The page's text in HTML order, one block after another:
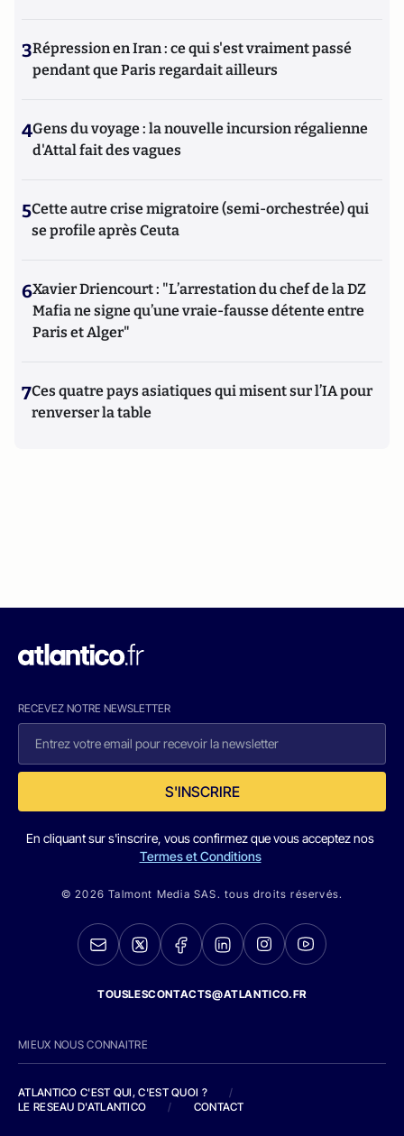
3Répression en Iran : ce qui s'est vraiment passé
pendant que Paris regardait ailleurs
4Gens du voyage : la nouvelle incursion régalienne
d'Attal fait des vagues
5Cette autre crise migratoire (semi-orchestrée) qui
se profile après Ceuta
6Xavier Driencourt : "L’arrestation du chef de la DZ
Mafia ne signe qu’une vraie-fausse détente entre
Paris et Alger"
7Ces quatre pays asiatiques qui misent sur l’IA pour
renverser la table
RECEVEZ NOTRE NEWSLETTER
S'INSCRIRE
En cliquant sur s'inscrire, vous confirmez que vous acceptez nos
Termes et Conditions
© 2026 Talmont Media SAS. tous droits réservés.
TOUSLESCONTACTS@ATLANTICO.FR
MIEUX NOUS CONNAITRE
ATLANTICO C'EST QUI, C'EST QUOI ?
/
LE RESEAU D'ATLANTICO
/ CONTACT